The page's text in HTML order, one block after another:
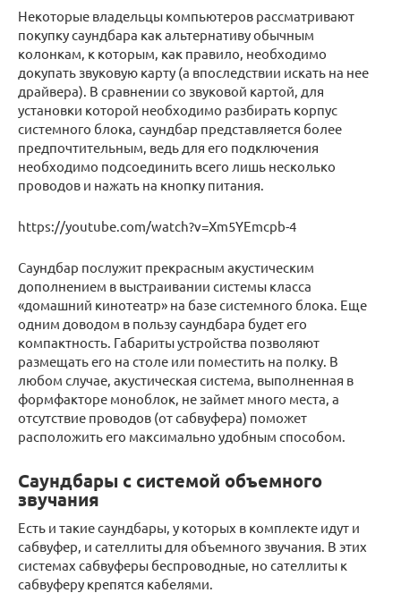
Некоторые владельцы компьютеров рассматривают
покупку саундбара как альтернативу обычным
колонкам, к которым, как правило, необходимо
докупать звуковую карту (а впоследствии искать на нее
драйвера). В сравнении со звуковой картой, для
установки которой необходимо разбирать корпус
системного блока, саундбар представляется более
предпочтительным, ведь для его подключения
необходимо подсоединить всего лишь несколько
проводов и нажать на кнопку питания.
https://youtube.com/watch?v=Xm5YEmcpb-4
Саундбар послужит прекрасным акустическим
дополнением в выстраивании системы класса
«домашний кинотеатр» на базе системного блока. Еще
одним доводом в пользу саундбара будет его
компактность. Габариты устройства позволяют
размещать его на столе или поместить на полку. В
любом случае, акустическая система, выполненная в
формфакторе моноблок, не займет много места, а
отсутствие проводов (от сабвуфера) поможет
расположить его максимально удобным способом.
Саундбары с системой объемного
звучания
Есть и такие саундбары, у которых в комплекте идут и
сабвуфер, и сателлиты для объемного звучания. В этих
системах сабвуферы беспроводные, но сателлиты к
сабвуферу крепятся кабелями.